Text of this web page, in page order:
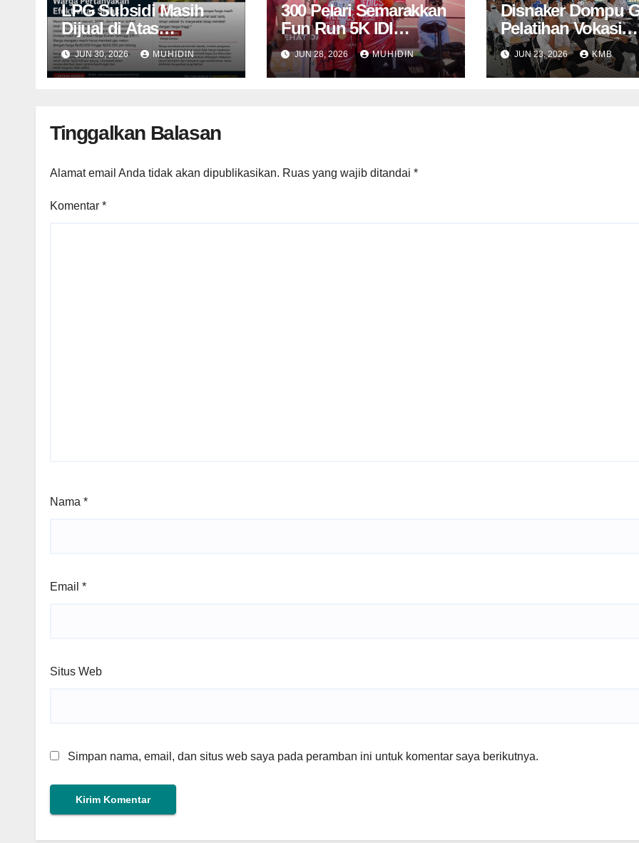
LPG Subsidi Masih
Dijual di Atas
HET, Sidak Berulang
Belum Mampu
Menekan Harga
JUN 30, 2026 MUHIDIN
300 Pelari Semarakkan
Fun Run 5K IDI
Dompu, Cahaya Sakral
Raih Penghargaan
JUN 28, 2026 MUHIDIN
Disnaker Dompu
Pelatihan Vokasi
Nasional Batch
JUN 23, 2026 KMB
Tinggalkan Balasan
Alamat email Anda tidak akan dipublikasikan. Ruas yang wajib ditandai *
Komentar *
Nama *
Email *
Situs Web
Simpan nama, email, dan situs web saya pada peramban ini untuk komentar saya berikutnya.